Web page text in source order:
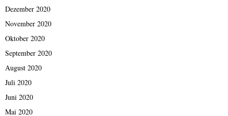
Dezember 2020
November 2020
Oktober 2020
September 2020
August 2020
Juli 2020
Juni 2020
Mai 2020